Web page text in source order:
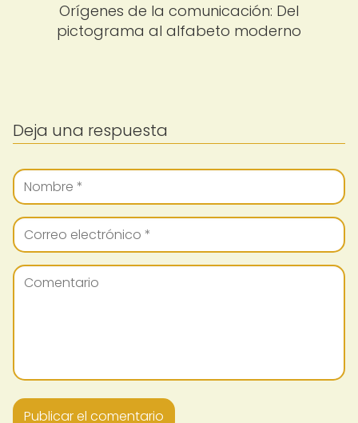
Orígenes de la comunicación: Del
pictograma al alfabeto moderno
Deja una respuesta